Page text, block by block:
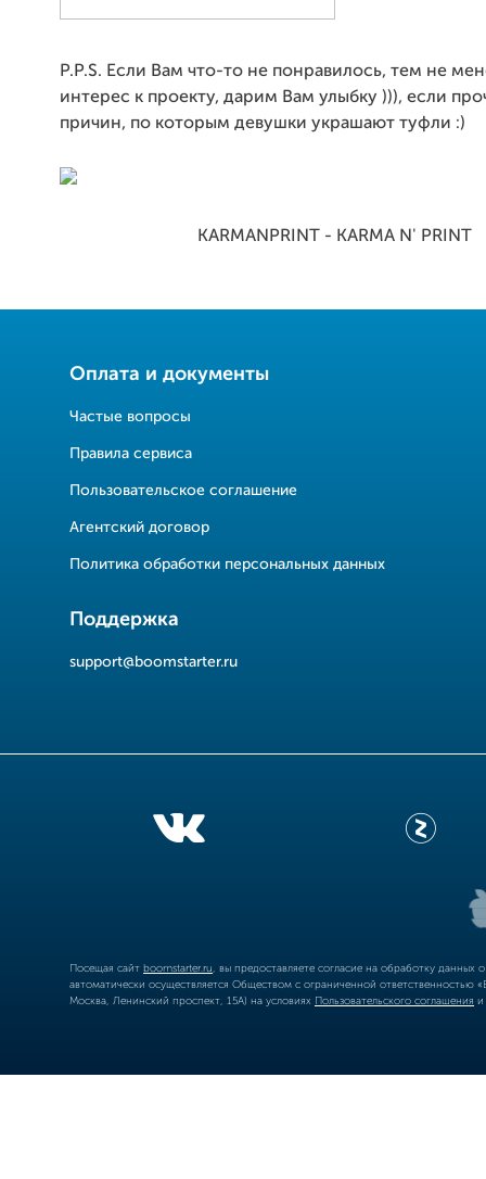
P.P.S. Если Вам что-то не понравилось, тем не
интерес к проекту, дарим Вам улыбку ))), если
причин, по которым девушки украшают туфли :)
KARMANPRINT - KARMA N' PRINT
Оплата и документы
Частые вопросы
Правила сервиса
Пользовательское соглашение
Агентский договор
Политика обработки персональных данных
Поддержка
support@boomstarter.ru
Посещая сайт boomstarter.ru , вы предоставляете согласие на обработку
автоматически осуществляется Обществом с ограниченной
Москва, Ленинский проспект, 15А) на условиях Пользовательского соглашения и